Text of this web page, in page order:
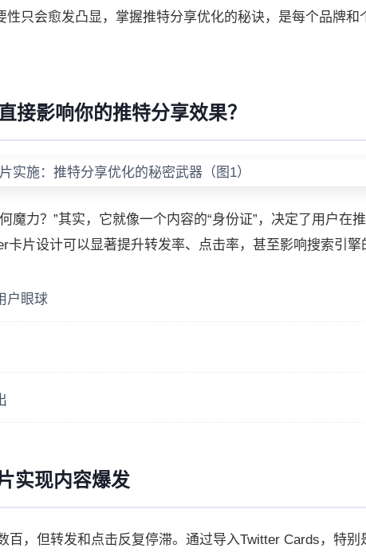
性只会愈发凸显，掌握推特分享优化的秘诀，是每个品牌和
接影响你的推特分享效果？
魔力？”其实，它就像一个内容的“身份证”，决定了用户在
片设计可以显著提升转发率、点击率，甚至影响搜索引擎
户眼球
实现内容爆发
百，但转发和点击反复停滞。通过导入Twitter Cards，特别